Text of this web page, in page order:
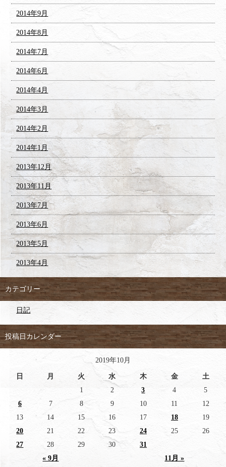
2014年9月
2014年8月
2014年7月
2014年6月
2014年4月
2014年3月
2014年2月
2014年1月
2013年12月
2013年11月
2013年7月
2013年6月
2013年5月
2013年4月
カテゴリー
日記
投稿日カレンダー
2019年10月
日 月 火 水 木 金 土
« 9月 11月 »
1 2 3 4
5
6
7 8 9 10 11
12
13
14 15 16 17 18
19
20
21 22 23 24 25
26
27
28 29 30 31